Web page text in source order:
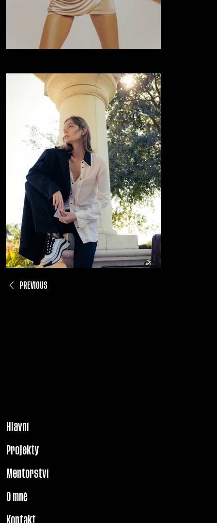
PREVIOUS
Hlavní
Projekty
Mentorství
O mně
Kontakt